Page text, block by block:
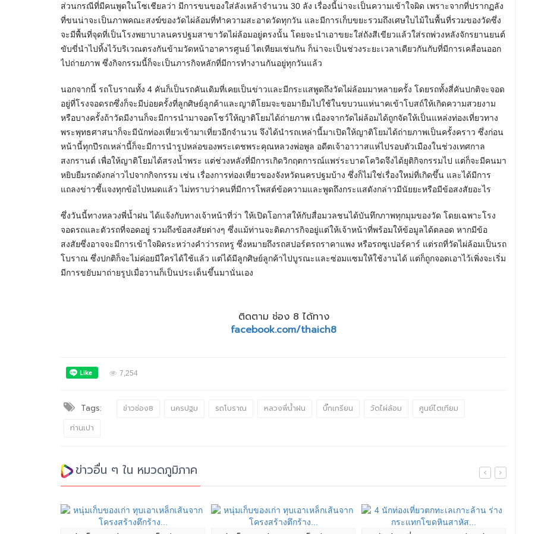
ส่วนกรณีที่มีคนพูดในโซเชียลว่า มีการขนของใส่ลังเหล้าจำนวน 30 ลัง เรื่องนี้น่าจะเป็นความเข้าใจผิด เพราะจากที่ปรากฏลัง
ที่ขนน่าจะเป็นภาพคณะสงฆ์ของวัดไผ่ล้อมที่ทำความสะอาดวัดทุกวัน และมีการเก็บขยะรวมถึงเศษใบไม้ในพื้นที่รวมของวัดซึ่ง
จะมีพื้นที่จุดที่เป็นโรงพยาบาลนครปฐมสาขาวัดไผ่ล้อมอยู่ตรงนั้น โดยจะนำเอาขยะใส่ถังสีเขียวแล้วใส่รถพ่วงหลังจักรยานยนต์
ขับขี่นำไปทิ้งไว้บริเวณตรงกันข้ามวัดหน้าอาคารศูนย์ ไตเทียมเช่นกัน ก็น่าจะเป็นช่วงระยะเวลาเดียวกันกับที่มีการเคลื่อนออก
ไปถ่ายภาพ ซึ่งกิจกรรมนี้ก็จะเป็นภารกิจหลักที่มีการทำงานกันอยู่ทุกวันแล้ว
นอกจากนี้ รถโบราณทั้ง 4 คันก็เป็นรถคันเดิมที่เคยเป็นข่าวและมีกระแสพูดถึงวัดไผ่ล้อมมาหลายครั้ง โดยรถทั้งสี่คันปกติจะจอด
อยู่ที่โรงจอดรถซึ่งก็จะมีบ่อยครั้งที่ลูกศิษย์ลูกค้าและญาติโยมจะขอมายืมไปใช้ในขบวนแห่นาคเข้าโบสถ์ให้เกิดความสวยงาม
หรือบางครั้งถ้าวัดมีงานก็จะมีการนำมาจอดโชว์ให้ญาติโยมได้ถ่ายภาพ เนื่องจากวัดไผ่ล้อมได้ถูกจัดให้เป็นแหล่งท่องเที่ยวทาง
พระพุทธศาสนาก็จะมีนักท่องเที่ยวเข้ามาเที่ยวอีกจำนวน จึงได้นำรถเหล่านี้มาเปิดให้ญาติโยมได้ถ่ายภาพเป็นครั้งคราว ซึ่งก่อน
หน้านี้ทุกปีรถเหล่านี้ก็จะมีการนำรูปหล่อของพระเดชพระคุณหลวงพ่อพูล อดีตเจ้าอาวาสแห่ไปรอบตัวเมืองในช่วงเทศกาล
สงกรานต์ เพื่อให้ญาติโยมได้สรงน้ำพระ แต่ช่วงหลังที่มีการเกิดวิกฤตการณ์แพร่ระบาดโควิดจึงได้ยุติกิจกรรมไป แต่ก็จะมีคนมา
หยิบยืมรถดังกล่าวไปจากกิจกรรม เช่น เรื่องการท่องเที่ยวของจังหวัดนครปฐมบ้าง ซึ่งก็ไม่ใช่เรื่องใหม่ที่เกิดขึ้น และได้มีการ
แถลงข่าวชี้แจงทุกข้อไปหมดแล้ว ไม่ทราบว่าคนที่มีการโพสต์ข้อความและพูดถึงกระแสดังกล่าวมีนัยยะหรือมีข้อสงสัยอะไร
ซึ่งวันนี้ทางหลวงพี่น้ำฝน ได้แจ้งกับทางเจ้าหน้าที่ว่า ให้เปิดโอกาสให้กับสื่อมวลชนได้บันทึกภาพทุกมุมของวัด โดยเฉพาะโรง
จอดรถและตัวรถที่จอดอยู่ รวมถึงข้อสงสัยต่างๆ ซึ่งแม้ท่านจะติดภารกิจอยู่แต่ให้เจ้าหน้าที่พร้อมให้ข้อมูลได้ตลอด หากมีข้อ
สงสัยซึ่งอาจจะมีการเข้าใจผิดระหว่างคำว่ารถหรู ซึ่งหมายถึงรถสปอร์ตรถราคาแพง หรือรถซูเปอร์คาร์ แต่รถที่วัดไผ่ล้อมเป็นรถ
โบราณ ซึ่งปกติก็จะไม่ค่อยมีใครได้ใช้แล้ว แต่ได้มีลูกศิษย์ลูกค้าไปบูรณะและซ่อมแซมให้ใช้งานได้ แต่ก็ถูกจอดเอาไว้เพิ่งจะเริ่ม
มีการขยับมาถ่ายรูปเมื่อวานก็เป็นประเด็นขึ้นมานั่นเอง
ติดตาม ช่อง 8 ได้ทาง
facebook.com/thaich8
7,254
Tags: ข่าวช่อง8 นครปฐม รถโบราณ หลวงพี่น้ำฝน บิ๊กเกรียน วัดไผ่ล้อม
ศูนย์ไตเทียม
ท่านเปา
ข่าวอื่น ๆ ใน หมวดภูมิภาค